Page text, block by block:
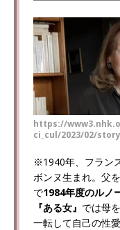
https://
ci_cul/2023/02/
※1940年、フラン
ボンヌ生まれ。父
で1984年度のルノ
『ある女』 では母を
一転して自己の性